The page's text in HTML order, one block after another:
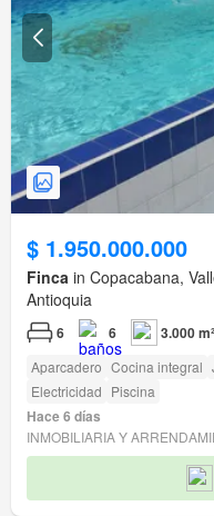
$ 1.950.000.000
Finca in Copacabana,
Antioquia
6 6 3.000 m²
Aparcadero Cocina integral
Electricidad Piscina
Hace 6 días
INMOBILIARIA Y